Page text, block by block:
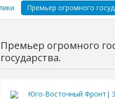
Премьер огромного
Премьер огромного
государства.
Юго-Восточный Фронт|